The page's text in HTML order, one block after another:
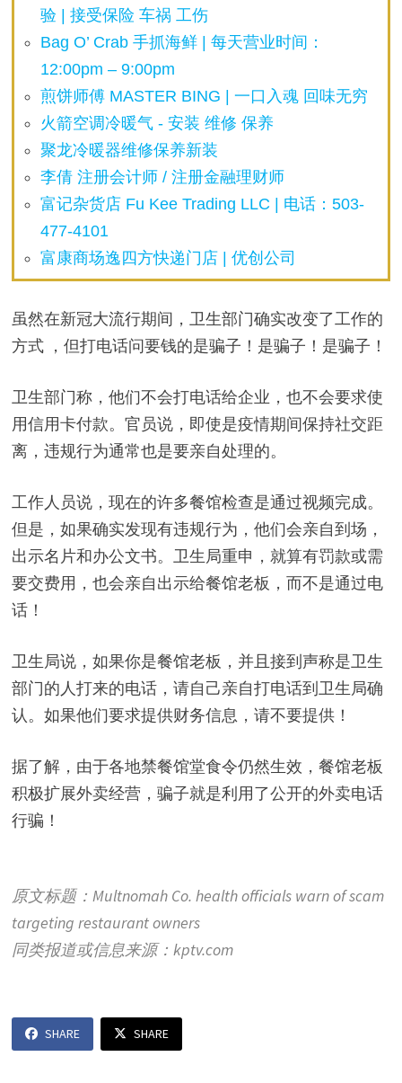
验 | 接受保险 车祸 工伤
Bag O’ Crab 手抓海鲜 | 每天营业时间：
12:00pm – 9:00pm
煎饼师傅 MASTER BING | 一口入魂 回味无穷
火箭空调冷暖气 - 安装 维修 保养
聚龙冷暖器维修保养新装
李倩 注册会计师 / 注册金融理财师
富记杂货店 Fu Kee Trading LLC | 电话：503-
477-4101
富康商场逸四方快递门店 | 优创公司
虽然在新冠大流行期间，卫生部门确实改变了工作的
方式 ，但打电话问要钱的是骗子！是骗子！是骗子！
卫生部门称，他们不会打电话给企业，也不会要求使
用信用卡付款。官员说，即使是疫情期间保持社交距
离，违规行为通常也是要亲自处理的。
工作人员说，现在的许多餐馆检查是通过视频完成。
但是，如果确实发现有违规行为，他们会亲自到场，
出示名片和办公文书。卫生局重申，就算有罚款或需
要交费用，也会亲自出示给餐馆老板，而不是通过电
话！
卫生局说，如果你是餐馆老板，并且接到声称是卫生
部门的人打来的电话，请自己亲自打电话到卫生局确
认。如果他们要求提供财务信息，请不要提供！
据了解，由于各地禁餐馆堂食令仍然生效，餐馆老板
积极扩展外卖经营，骗子就是利用了公开的外卖电话
行骗！
原文标题：Multnomah Co. health officials warn of scam
targeting restaurant owners
同类报道或信息来源：kptv.com
SHARE SHARE